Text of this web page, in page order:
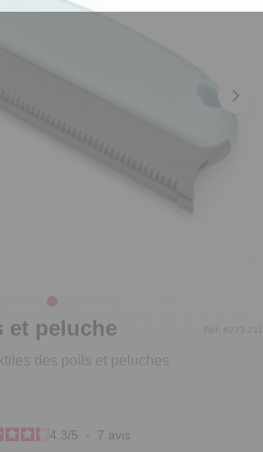
et peluche
des poils et peluches
Réf. 8273.211
4.3/5 - 7 avis